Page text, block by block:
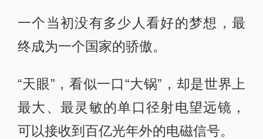
一个当初没有多少人看好的梦想，最
终成为一个国家的骄傲。
“天眼”，看似一口“大锅”，却是世界上
最大、最灵敏的单口径射电望远镜，
可以接收到百亿光年外的电磁信号。